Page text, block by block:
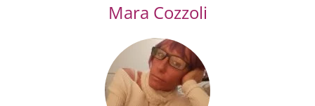
Mara Cozzoli